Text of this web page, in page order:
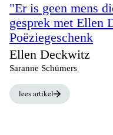
"Er is geen mens
gesprek met Ellen
Poëziegeschenk
Ellen Deckwitz
Saranne Schümers
lees artikel